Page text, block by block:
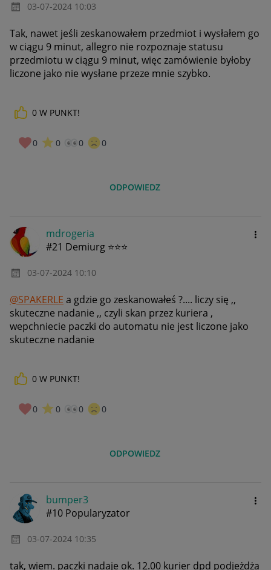
‎03-07-2024 10:03
Tak, nawet jeśli zeskanowałem przedmiot i wysłałem go
w ciągu 9 minut, allegro nie rozpoznaje statusu
przedmiotu w ciągu 9 minut, więc zamówienie byłoby
liczone jako nie wysłane przeze mnie szybko.
0 W PUNKT!
0 0 0 0
ODPOWIEDZ
mdrogeria
#21 Demiurg ⭐⭐⭐
‎03-07-2024 10:10
@SPAKERLE a gdzie go zeskanowałeś ?.... liczy się ,,
skuteczne nadanie ,, czyli skan przez kuriera ,
wepchniecie paczki do automatu nie jest liczone jako
skuteczne nadanie
0 W PUNKT!
0 0 0 0
ODPOWIEDZ
bumper3
#10 Popularyzator
‎03-07-2024 10:35
tak, wiem. paczki nadaje ok. 12.00 kurier dpd podjeżdża